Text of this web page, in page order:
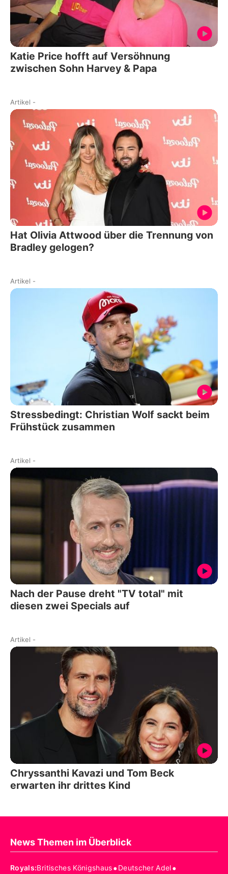
Katie Price hofft auf Versöhnung
zwischen Sohn Harvey & Papa
Artikel -
Hat Olivia Attwood über die Trennung von
Bradley gelogen?
Artikel -
Stressbedingt: Christian Wolf sackt beim
Frühstück zusammen
Artikel -
Nach der Pause dreht "TV total" mit
diesen zwei Specials auf
Artikel -
Chryssanthi Kavazi und Tom Beck
erwarten ihr drittes Kind
News Themen im Überblick
Royals:Britisches Königshaus•Deutscher Adel•